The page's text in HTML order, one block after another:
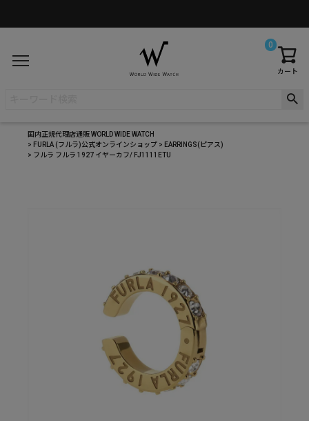
カート
0
国内正規代理店通販 WORLD WIDE WATCH
FURLA (フルラ)公式オンラインショップ
EARRINGS(ピアス)
フルラ フルラ 1927 イヤーカフ/ FJ1111ETU